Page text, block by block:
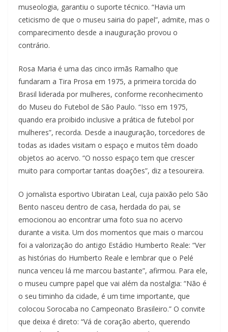
museologia, garantiu o suporte técnico. “Havia um
ceticismo de que o museu sairia do papel”, admite, mas o
comparecimento desde a inauguração provou o
contrário.
Rosa Maria é uma das cinco irmãs Ramalho que
fundaram a Tira Prosa em 1975, a primeira torcida do
Brasil liderada por mulheres, conforme reconhecimento
do Museu do Futebol de São Paulo. “Isso em 1975,
quando era proibido inclusive a prática de futebol por
mulheres”, recorda. Desde a inauguração, torcedores de
todas as idades visitam o espaço e muitos têm doado
objetos ao acervo. “O nosso espaço tem que crescer
muito para comportar tantas doações”, diz a tesoureira.
O jornalista esportivo Ubiratan Leal, cuja paixão pelo São
Bento nasceu dentro de casa, herdada do pai, se
emocionou ao encontrar uma foto sua no acervo
durante a visita. Um dos momentos que mais o marcou
foi a valorização do antigo Estádio Humberto Reale: “Ver
as histórias do Humberto Reale e lembrar que o Pelé
nunca venceu lá me marcou bastante”, afirmou. Para ele,
o museu cumpre papel que vai além da nostalgia: “Não é
o seu timinho da cidade, é um time importante, que
colocou Sorocaba no Campeonato Brasileiro.” O convite
que deixa é direto: “Vá de coração aberto, querendo